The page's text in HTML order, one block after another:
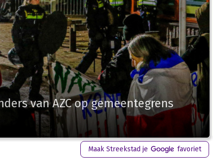
van AZC op gemeentegrens
Maak Streekstad je favoriet